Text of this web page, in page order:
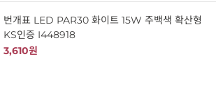
번개표 LED PAR30 화이트 15W 주백색 확산형
KS인증 I448918
3,610원